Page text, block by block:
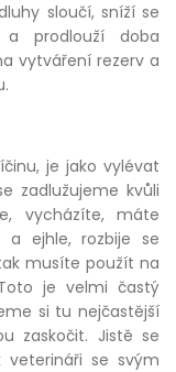
sloučí, sníží se
prodlouží doba
vytváření rezerv a
je jako vylévat
zadlužujeme kvůli
vycházíte, máte
a ejhle, rozbije se
musíte použít na
je velmi častý
si tu nejčastější
zaskočit. Jistě se
se svým